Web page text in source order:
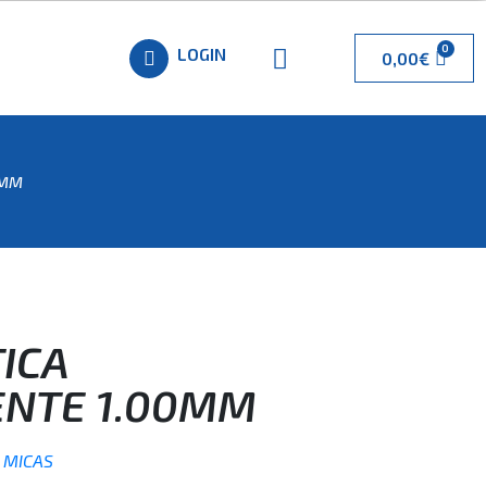
LOGIN 0,00€
1.00MM
MICAS